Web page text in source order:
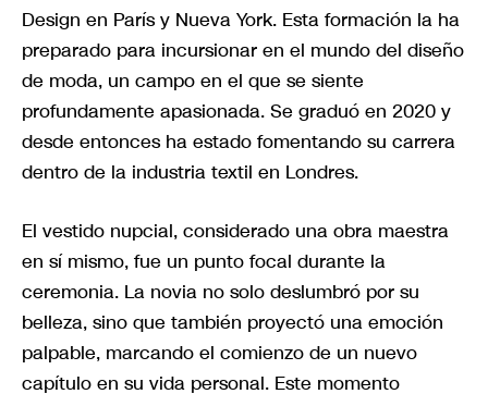
Design en París y Nueva York. Esta formación la ha
preparado para incursionar en el mundo del diseño
de moda, un campo en el que se siente
profundamente apasionada. Se graduó en 2020 y
desde entonces ha estado fomentando su carrera
dentro de la industria textil en Londres.
El vestido nupcial, considerado una obra maestra
en sí mismo, fue un punto focal durante la
ceremonia. La novia no solo deslumbró por su
belleza, sino que también proyectó una emoción
palpable, marcando el comienzo de un nuevo
capítulo en su vida personal. Este momento